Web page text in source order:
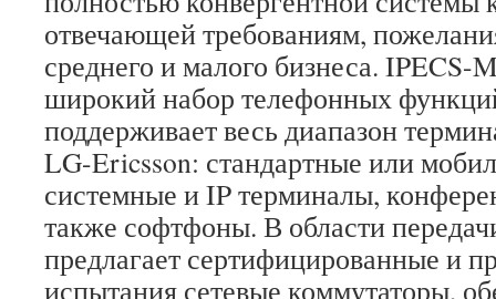
отвечающей требованиям,
среднего и малого бизнеса. IPECS-
широкий набор телефонных
поддерживает весь диапазон
LG-Ericsson: стандартные или
системные и IP терминалы,
также софтфоны. В области
предлагает сертифицированные и
испытания сетевые коммутаторы,